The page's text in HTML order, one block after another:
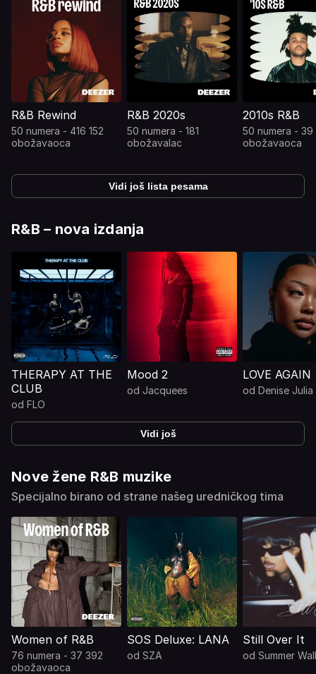
R&B Rewind
50 numera - 416 152
obožavaoca
R&B 2020s
50 numera - 181
obožavalac
2010s R&B
50 numera - 39
obožavaoca
Vidi još lista pesama
R&B – nova izdanja
THERAPY AT THE
CLUB
od FLO
Mood 2
od Jacquees
LOVE AGAIN
od Denise Julia
Vidi još
Nove žene R&B muzike
Specijalno birano od strane našeg uredničkog tima
Women of R&B
76 numera - 37 392
obožavaoca
SOS Deluxe: LANA
od SZA
Still Over It
od Summer